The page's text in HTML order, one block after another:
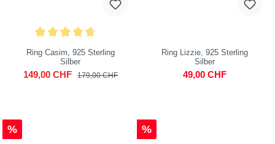
Ring Casim, 925 Sterling
Silber
149,00 CHF 179,00 CHF
Ring Lizzie, 925 Sterling
Silber
49,00 CHF
% %